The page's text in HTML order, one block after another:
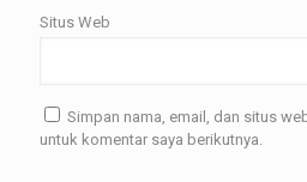
Situs Web
Simpan nama, email, dan situs
untuk komentar saya berikutnya.